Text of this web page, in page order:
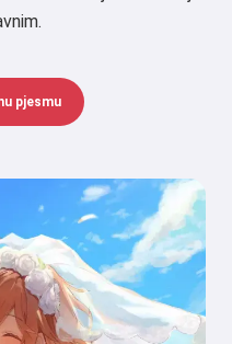
pjesmu